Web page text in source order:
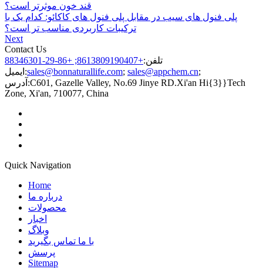
قند خون موثرتر است؟
پلی فنول های سیب در مقابل پلی فنول های کاکائو: کدام یک با
ترکیبات کاربردی مناسب تر است؟
Next
Contact Us
تلفن:+8613809190407; +86-29-88346301
ایمیل:sales@bonnaturallife.com; sales@appchem.cn;
آدرس:C601, Gazelle Valley, No.69 Jinye RD.Xi'an Hi{3}}Tech
Zone, Xi'an, 710077, China
Quick Navigation
Home
درباره ما
محصولات
اخبار
وبلاگ
با ما تماس بگیرید
پرسش
Sitemap